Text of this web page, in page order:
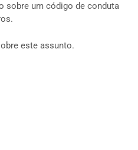
sobre um código de conduta
este assunto.